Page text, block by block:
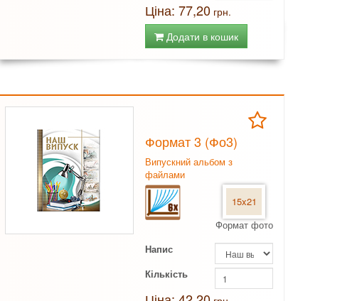
Ціна: 77,20грн.
Додати в кошик
Формат 3 (Фо3)
Випускний альбом з
файлами
15x21
Формат фото
Напис
Кількість